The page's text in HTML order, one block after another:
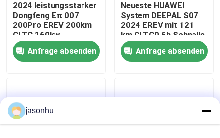
Kontakt
Referenzen
Reine Elektroautos
2024 leistungsstarker
Dongfeng Eπ 007
200Pro EREV 200km
CLTC 160kw
Motorleistung 310N.m
Drehmoment mit 7,2s
0-100km/h
Anfrage absenden
Neueste HUAWEI
System DEEPAL S07
2024 EREV mit 121
km CLTC0.5h Schnelle
Ladezeit 175kW
Maximale Leistung
320N.m Drehmoment
Anfrage absenden
jasonhu